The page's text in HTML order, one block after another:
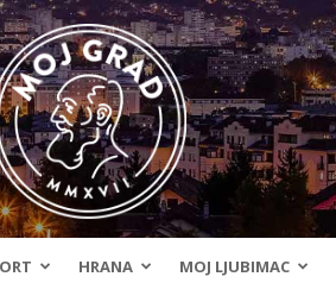
HRANA MOJ LJUBIMAC